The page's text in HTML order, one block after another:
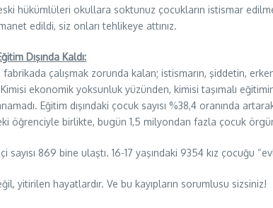
hükümlüleri okullara soktunuz çocukların istismar
edildi, siz onları tehlikeye attınız.
Dışında Kaldı:
çalışmak zorunda kalan; istismarın, şiddetin,
ekonomik yoksunluk yüzünden, kimisi taşımalı
Eğitim dışındaki çocuk sayısı %38,4 oranında
öğrenciyle birlikte, bugün 1,5 milyondan fazla çocuk
sayısı 869 bine ulaştı. 16-17 yaşındaki 9354 kız çocuğu
yitirilen hayatlardır. Ve bu kayıpların sorumlusu sizsiniz!